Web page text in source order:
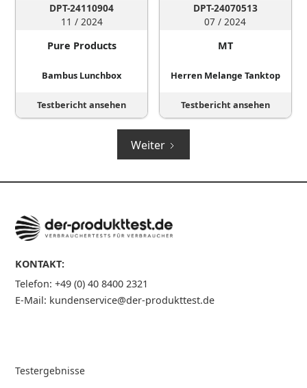
DPT-24110904
11 / 2024
Pure Products
Bambus Lunchbox
Testbericht ansehen
DPT-24070513
07 / 2024
MT
Herren Melange Tanktop
Testbericht ansehen
Weiter
KONTAKT:
Telefon: +49 (0) 40 8400 2321
E-Mail: kundenservice@der-produkttest.de
Testergebnisse